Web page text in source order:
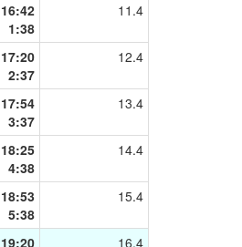
16:42
1:38
11.4
17:20
2:37
12.4
17:54
3:37
13.4
18:25
4:38
14.4
18:53
5:38
15.4
19:20
16.4